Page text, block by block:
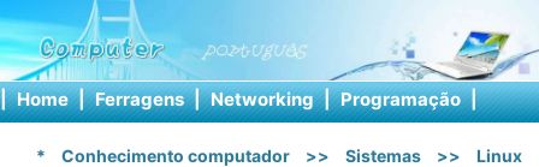
| Home | Ferragens | Networking | Programação |
* Conhecimento computador >> Sistemas >> Linux